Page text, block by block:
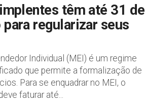
têm até 31 de
regularizar seus
Individual (MEI) é um regime
que permite a formalização de
Para se enquadrar no MEI, o
faturar até...